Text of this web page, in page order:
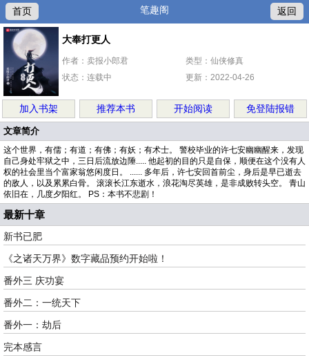
首页 笔趣阁 返回
大奉打更人
作者：卖报小郎君
类型：仙侠修真
状态：连载中
更新：2022-04-26
加入书架 推荐本书 开始阅读 免登陆报错
文章简介
这个世界，有儒；有道；有佛；有妖；有术士。 警校毕业的许七安幽幽醒来，发现
自己身处牢狱之中，三日后流放边陲..... 他起初的目的只是自保，顺便在这个没有人
权的社会里当个富家翁悠闲度日。 ...... 多年后，许七安回首前尘，身后是早已逝去
的敌人，以及累累白骨。 滚滚长江东逝水，浪花淘尽英雄，是非成败转头空。 青山
依旧在，几度夕阳红。 PS：本书不悲剧！
最新十章
新书已肥
《之诸天万界》数字藏品预约开始啦！
番外三 庆功宴
番外二：一统天下
番外一：劫后
完本感言